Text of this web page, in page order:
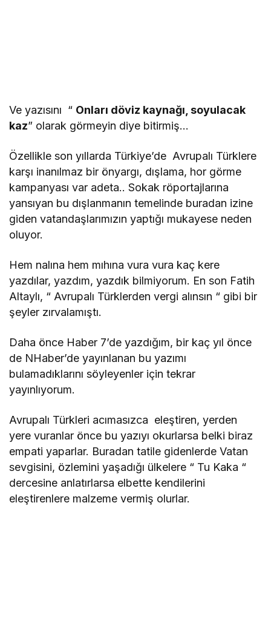
Ve yazısını “ Onları döviz kaynağı, soyulacak
kaz” olarak görmeyin diye bitirmiş…
Özellikle son yıllarda Türkiye’de Avrupalı Türklere
karşı inanılmaz bir önyargı, dışlama, hor görme
kampanyası var adeta.. Sokak röportajlarına
yansıyan bu dışlanmanın temelinde buradan izine
giden vatandaşlarımızın yaptığı mukayese neden
oluyor.
Hem nalına hem mıhına vura vura kaç kere
yazdılar, yazdım, yazdık bilmiyorum. En son Fatih
Altaylı, “ Avrupalı Türklerden vergi alınsın “ gibi bir
şeyler zırvalamıştı.
Daha önce Haber 7’de yazdığım, bir kaç yıl önce
de NHaber’de yayınlanan bu yazımı
bulamadıklarını söyleyenler için tekrar
yayınlıyorum.
Avrupalı Türkleri acımasızca eleştiren, yerden
yere vuranlar önce bu yazıyı okurlarsa belki biraz
empati yaparlar. Buradan tatile gidenlerde Vatan
sevgisini, özlemini yaşadığı ülkelere “ Tu Kaka “
dercesine anlatırlarsa elbette kendilerini
eleştirenlere malzeme vermiş olurlar.